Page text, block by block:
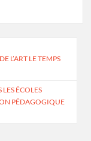
L’ART LE TEMPS
ÉCOLES
PÉDAGOGIQUE